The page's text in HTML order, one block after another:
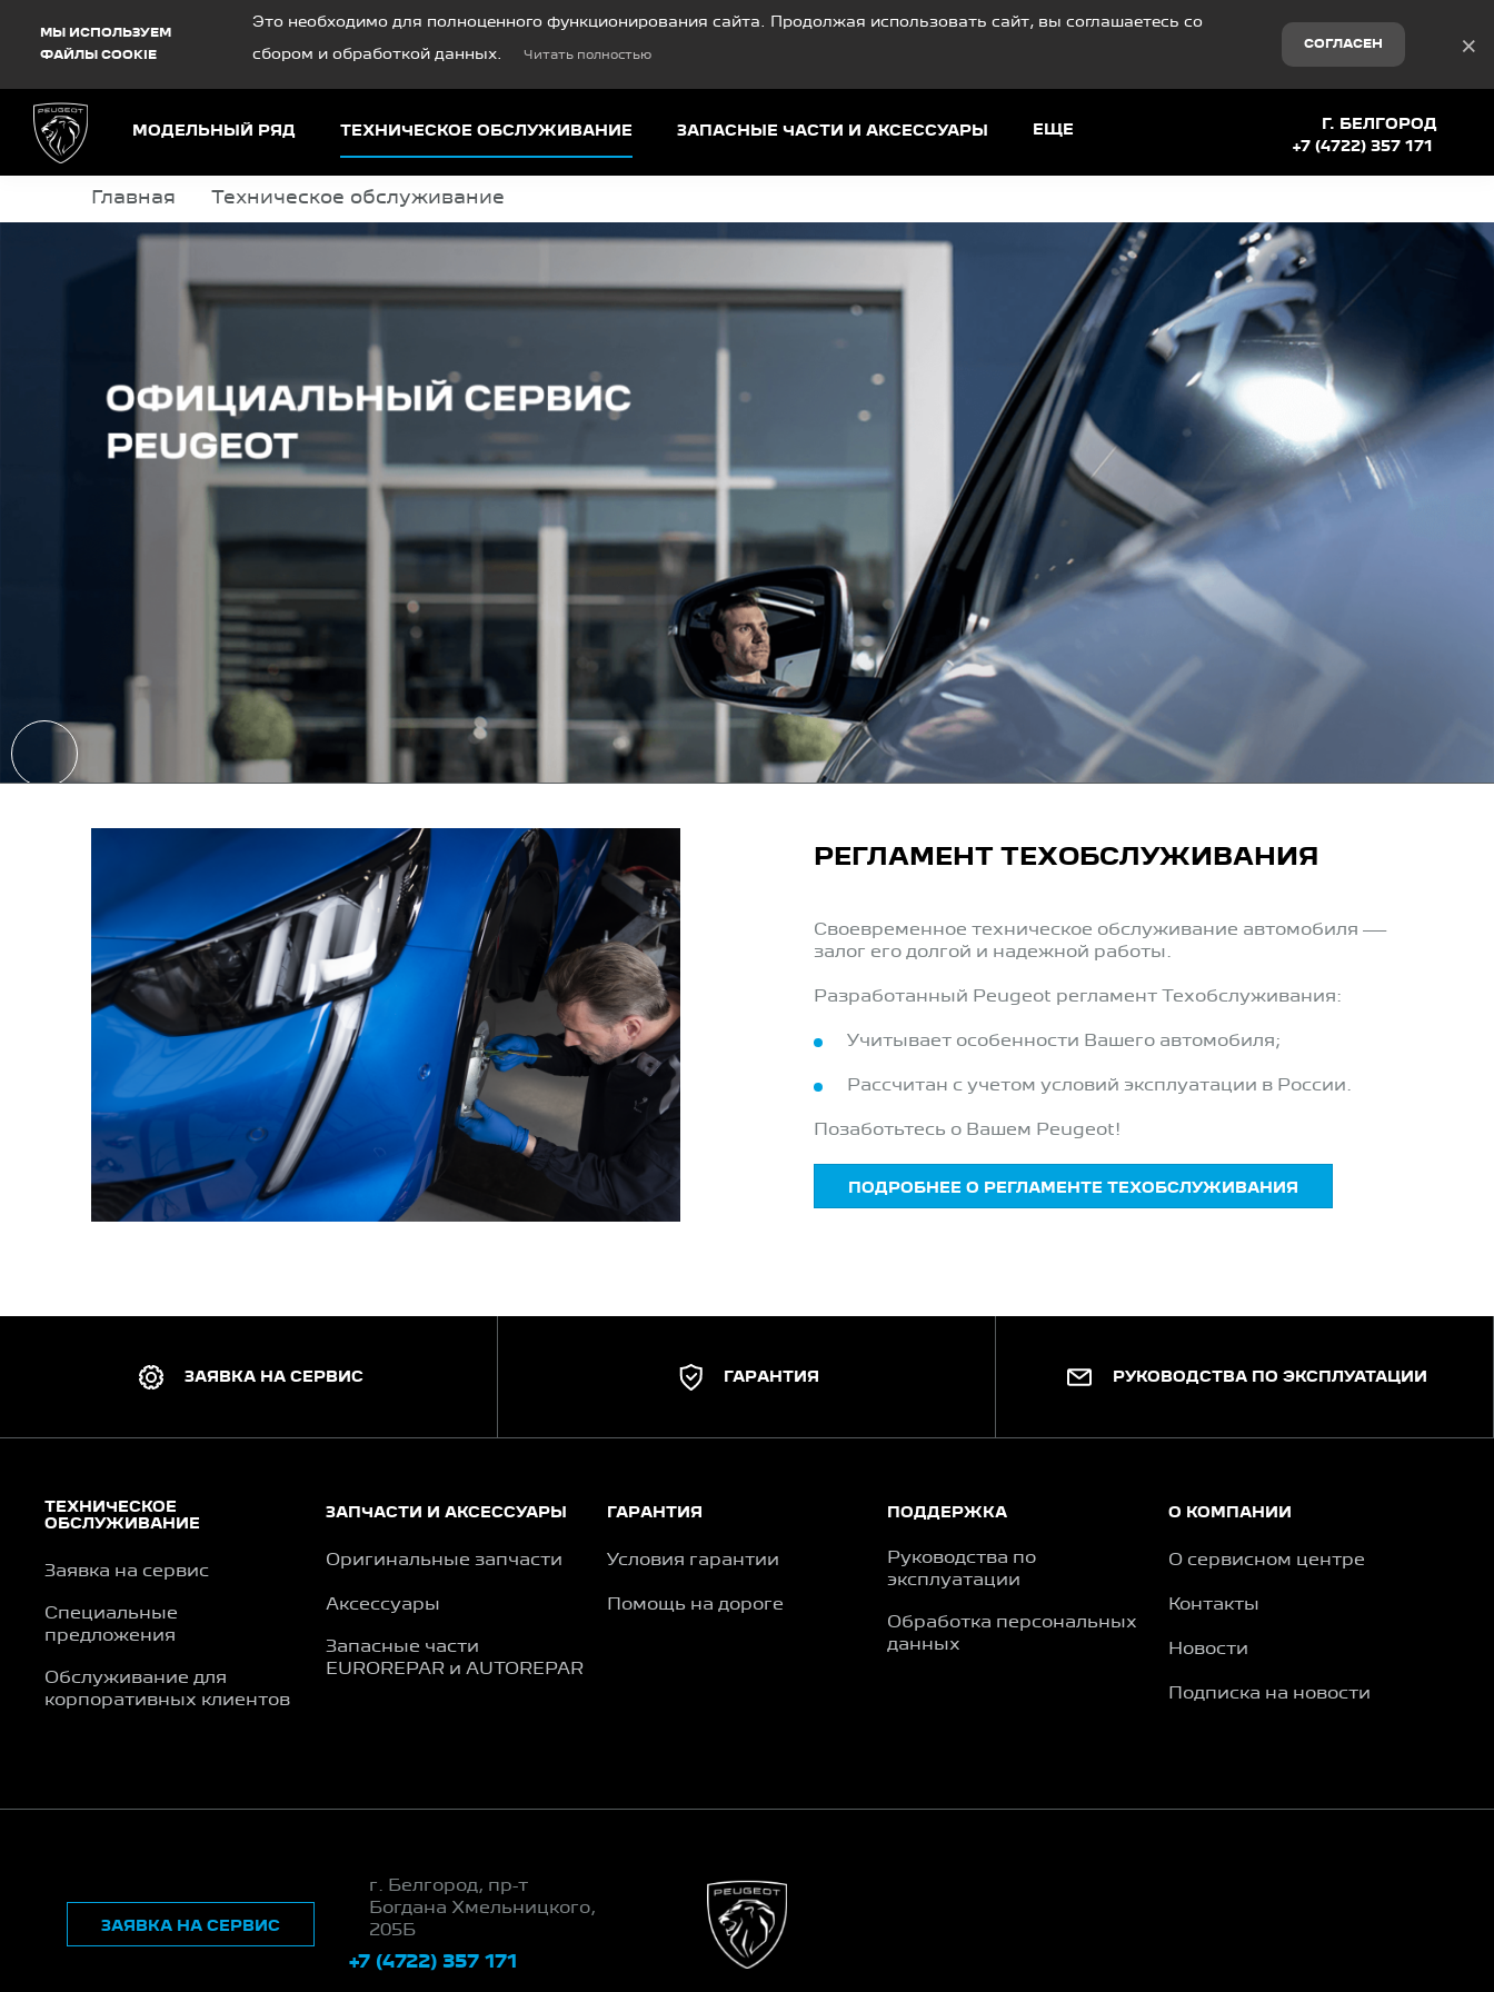
МЫ ИСПОЛЬЗУЕМ
ФАЙЛЫ COOKIE
Это необходимо для полноценного функционирования сайта. Продолжая использовать сайт, вы соглашаетесь со
сбором и обработкой данных. Читать полностью
СОГЛАСЕН ×
МОДЕЛЬНЫЙ РЯД ТЕХНИЧЕСКОЕ ОБСЛУЖИВАНИЕ ЗАПАСНЫЕ ЧАСТИ И АКСЕССУАРЫ ЕЩЕ
Г. БЕЛГОРОД
+7 (4722) 357 171
Главная Техническое обслуживание
РЕГЛАМЕНТ ТЕХОБСЛУЖИВАНИЯ
Своевременное техническое обслуживание автомобиля —
залог его долгой и надежной работы.
Разработанный Peugeot регламент Техобслуживания:
Учитывает особенности Вашего автомобиля;
Рассчитан с учетом условий эксплуатации в России.
Позаботьтесь о Вашем Peugeot!
ПОДРОБНЕЕ О РЕГЛАМЕНТЕ ТЕХОБСЛУЖИВАНИЯ
ЗАЯВКА НА СЕРВИС ГАРАНТИЯ РУКОВОДСТВА ПО ЭКСПЛУАТАЦИИ
ТЕХНИЧЕСКОЕ
ОБСЛУЖИВАНИЕ
Заявка на сервис
Специальные
предложения
Обслуживание для
корпоративных клиентов
ЗАПЧАСТИ И АКСЕССУАРЫ
Оригинальные запчасти
Аксессуары
Запасные части
EUROREPAR и AUTOREPAR
ГАРАНТИЯ
Условия гарантии
Помощь на дороге
ПОДДЕРЖКА
Руководства по
эксплуатации
Обработка персональных
данных
О КОМПАНИИ
О сервисном центре
Контакты
Новости
Подписка на новости
г. Белгород, пр-т
Богдана Хмельницкого,
205Б
+7 (4722) 357 171
ЗАЯВКА НА СЕРВИС